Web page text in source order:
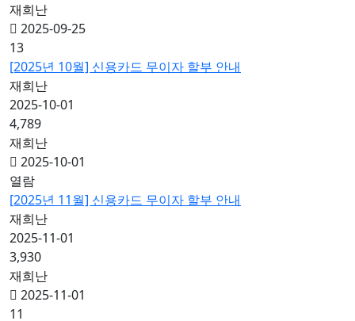
재희난
2025-09-25
13
[2025년 10월] 신용카드 무이자 할부 안내
재희난
2025-10-01
4,789
재희난
2025-10-01
열람
[2025년 11월] 신용카드 무이자 할부 안내
재희난
2025-11-01
3,930
재희난
2025-11-01
11